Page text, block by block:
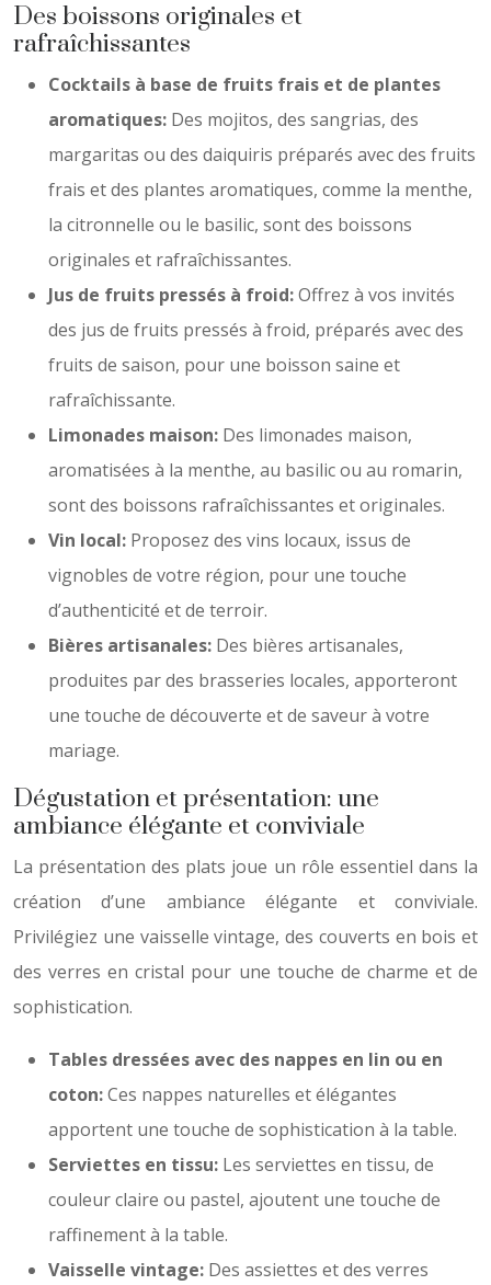
Des boissons originales et
rafraîchissantes
Cocktails à base de fruits frais et de plantes
aromatiques: Des mojitos, des sangrias, des
margaritas ou des daiquiris préparés avec des fruits
frais et des plantes aromatiques, comme la menthe,
la citronnelle ou le basilic, sont des boissons
originales et rafraîchissantes.
Jus de fruits pressés à froid:Offrez à vos invités
des jus de fruits pressés à froid, préparés avec des
fruits de saison, pour une boisson saine et
rafraîchissante.
Limonades maison: Des limonades maison,
aromatisées à la menthe, au basilic ou au romarin,
sont des boissons rafraîchissantes et originales.
Vin local: Proposez des vins locaux, issus de
vignobles de votre région, pour une touche
d’authenticité et de terroir.
Bières artisanales: Des bières artisanales,
produites par des brasseries locales, apporteront
une touche de découverte et de saveur à votre
mariage.
Dégustation et présentation: une
ambiance élégante et conviviale
La présentation des plats joue un rôle essentiel dans la
création d’une ambiance élégante et conviviale.
Privilégiez une vaisselle vintage, des couverts en bois et
des verres en cristal pour une touche de charme et de
sophistication.
Tables dressées avec des nappes en lin ou en
coton:Ces nappes naturelles et élégantes
apportent une touche de sophistication à la table.
Serviettes en tissu: Les serviettes en tissu, de
couleur claire ou pastel, ajoutent une touche de
raffinement à la table.
Vaisselle vintage: Des assiettes et des verres